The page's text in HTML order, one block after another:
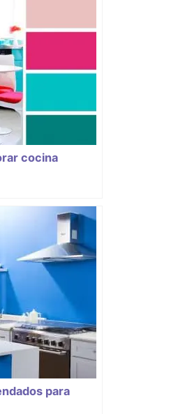
cocina
para